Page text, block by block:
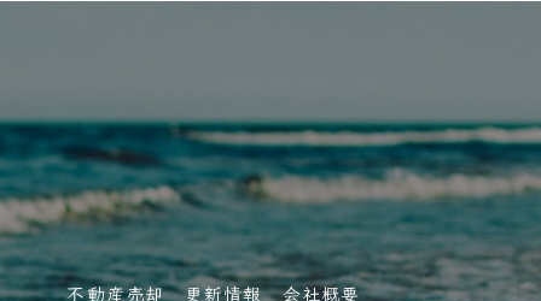
不動産売却 更新情報 会社概要